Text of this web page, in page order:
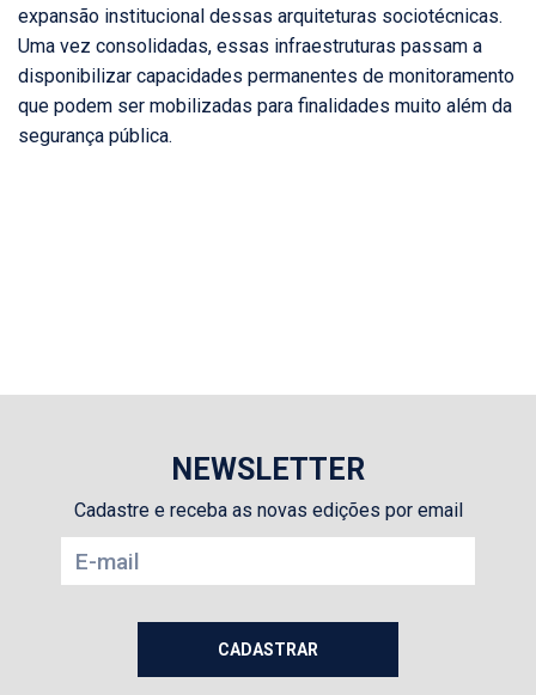
expansão institucional dessas arquiteturas sociotécnicas.
Uma vez consolidadas, essas infraestruturas passam a
disponibilizar capacidades permanentes de monitoramento
que podem ser mobilizadas para finalidades muito além da
segurança pública.
NEWSLETTER
Cadastre e receba as novas edições por email